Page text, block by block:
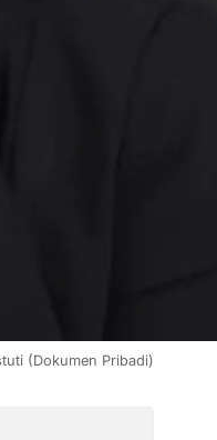
(Dokumen Pribadi)